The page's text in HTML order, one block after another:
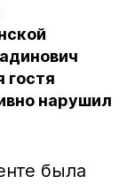
гостя
нарушил
была